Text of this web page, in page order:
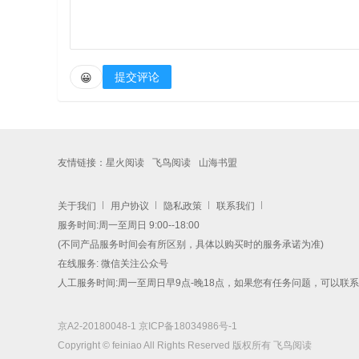
😀 提交评论
友情链接： 星火阅读 飞鸟阅读 山海书盟
关于我们 用户协议 隐私政策
联系我们
服务时间:周一至周日 9:00--18:00
(不同产品服务时间会有所区别，具体以购买时的服务承诺为准)
在线服务: 微信关注公众号
人工服务时间:周一至周日早9点-晚18点，如果您有任务问题，可以联系
京A2-20180048-1 京ICP备18034986号-1
Copyright © feiniao All Rights Reserved 版权所有 飞鸟阅读